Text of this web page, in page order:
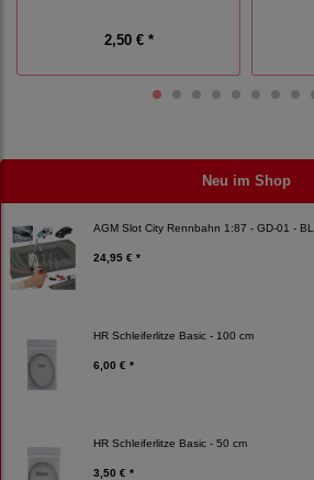
Neu im Shop
AGM Slot City Rennbahn 1:87 - GD-01 - BL
24,95 € *
HR Schleiferlitze Basic - 100 cm
6,00 € *
HR Schleiferlitze Basic - 50 cm
3,50 € *
2,50 € *